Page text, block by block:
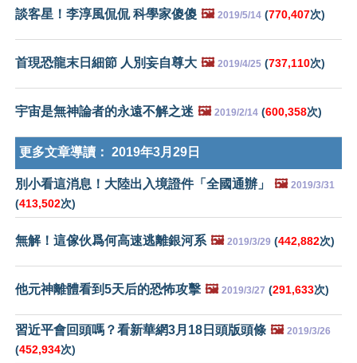
談客星！李淳風侃侃 科學家傻傻 🖼️ 2019/5/14 (770,407次)
首現恐龍末日細節 人別妄自尊大 🖼️ 2019/4/25 (737,110次)
宇宙是無神論者的永遠不解之迷 🖼️ 2019/2/14 (600,358次)
更多文章導讀： 2019年3月29日
別小看這消息！大陸出入境證件「全國通辦」 🖼️ 2019/3/31
(413,502次)
無解！這傢伙爲何高速逃離銀河系 🖼️ 2019/3/29 (442,882次)
他元神離體看到5天后的恐怖攻擊 🖼️ 2019/3/27 (291,633次)
習近平會回頭嗎？看新華網3月18日頭版頭條 🖼️ 2019/3/26
(452,934次)